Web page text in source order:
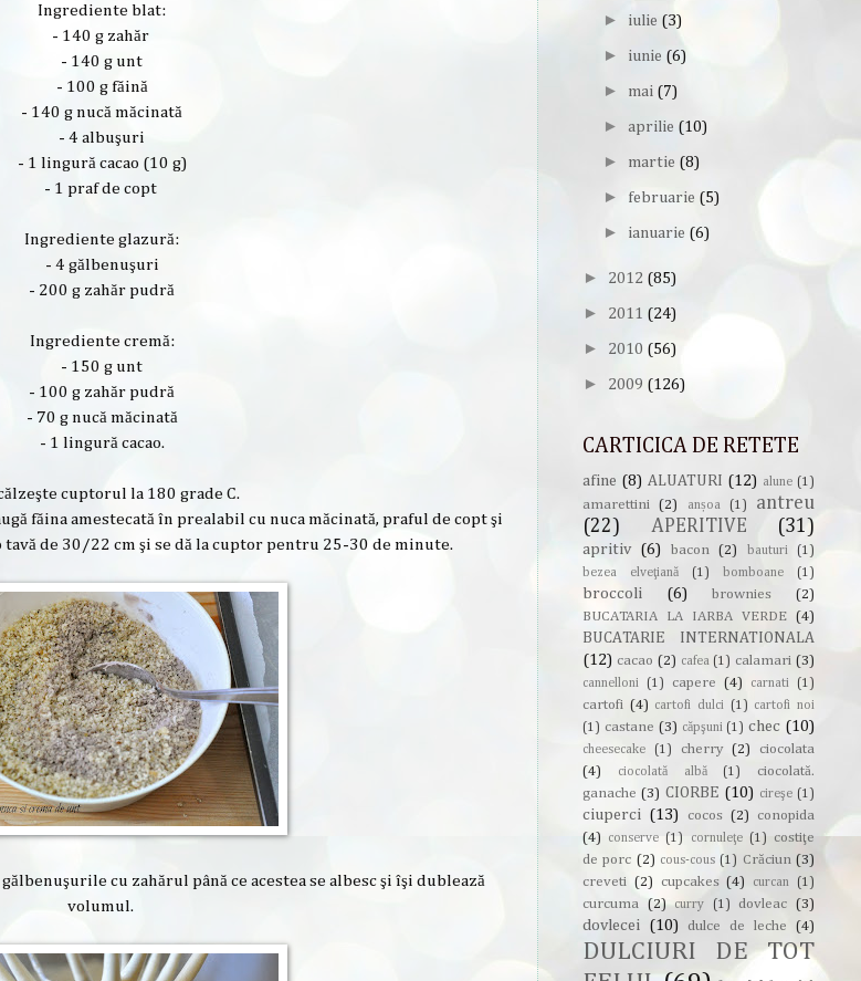
Ingrediente blat:
- 140 g zahăr
- 140 g unt
- 100 g făină
- 140 g nucă măcinată
- 4 albuşuri
- 1 lingură cacao (10 g)
- 1 praf de copt
Ingrediente glazură:
- 4 gălbenuşuri
- 200 g zahăr pudră
Ingrediente cremă:
- 150 g unt
- 100 g zahăr pudră
- 70 g nucă măcinată
- 1 lingură cacao.
cuptorul la 180 grade C.
făina amestecată în prealabil cu nuca măcinată, praful de copt şi
tavă de 30/22 cm şi se dă la cuptor pentru 25-30 de minute.
cu zahărul până ce acestea se albesc şi îşi dublează
volumul.
► iulie (3)
► iunie (6)
► mai (7)
► aprilie (10)
► martie (8)
► februarie (5)
► ianuarie (6)
► 2012 (85)
► 2011 (24)
► 2010 (56)
► 2009 (126)
CARTICICA DE RETETE
afine (8) ALUATURI (12) alune (1)
amarettini (2) anșoa (1)
antreu
(22)
APERITIVE (31)
apritiv (6) bacon (2) bauturi
(1)
bezea elveţiană
(1) bomboane (1)
broccoli (6) brownies
(2)
BUCATARIA LA IARBA VERDE
(4)
BUCATARIE INTERNATIONALA
(12) cacao (2) cafea (1) calamari (3)
cannelloni (1) capere (4) carnati (1)
cartofi (4) cartofi dulci (1) cartofi noi
(1) castane (3) căpşuni (1) chec (10)
cheesecake (1) cherry (2)
ciocolata
(4)
ciocolată albă (1)
ciocolată.
ganache (3) CIORBE (10) cireşe (1)
ciuperci (13) cocos (2)
conopida
(4)
conserve (1) cornuleţe (1) costiţe
de porc (2) cous-cous (1) Crăciun (3)
creveti (2) cupcakes (4) curcan (1)
curcuma (2) curry (1) dovleac (3)
dovlecei (10) dulce de leche (4)
DULCIURI DE TOT